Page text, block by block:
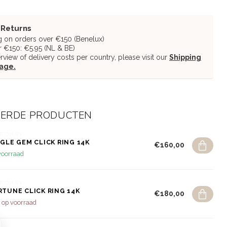
on orders over €150 (Benelux)
€5.95 (NL & BE)
of delivery costs per country, please visit our Shipping
PRODUCTEN
GEM CLICK RING 14K
€160,00
CLICK RING 14K
op voorraad
€180,00